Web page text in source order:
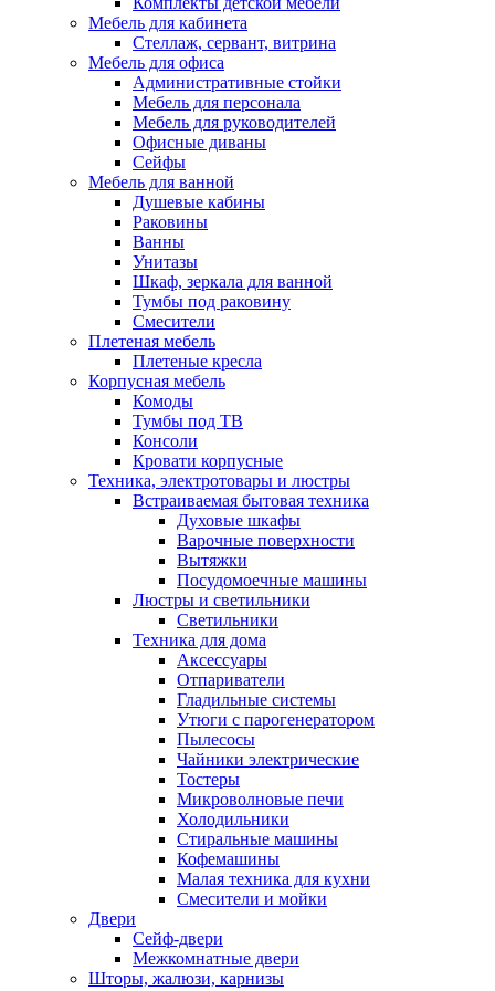
Мебель для кабинета
Стеллаж, сервант, витрина
Мебель для офиса
Административные стойки
Мебель для персонала
Мебель для руководителей
Офисные диваны
Сейфы
Мебель для ванной
Душевые кабины
Раковины
Ванны
Унитазы
Шкаф, зеркала для ванной
Тумбы под раковину
Смесители
Плетеная мебель
Плетеные кресла
Корпусная мебель
Комоды
Тумбы под ТВ
Консоли
Кровати корпусные
Техника, электротовары и люстры
Встраиваемая бытовая техника
Духовые шкафы
Варочные поверхности
Вытяжки
Посудомоечные машины
Люстры и светильники
Светильники
Техника для дома
Аксессуары
Отпариватели
Гладильные системы
Утюги с парогенератором
Пылесосы
Чайники электрические
Тостеры
Микроволновые печи
Холодильники
Стиральные машины
Кофемашины
Малая техника для кухни
Смесители и мойки
Двери
Сейф-двери
Межкомнатные двери
Шторы, жалюзи, карнизы